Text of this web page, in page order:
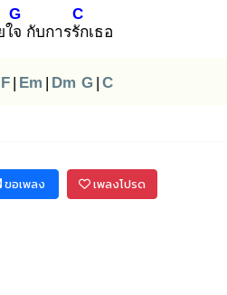
ใจ
G
กับการรัก
C
เธอ
F | Em | Dm G | C
ขอเพลง เพลงโปรด